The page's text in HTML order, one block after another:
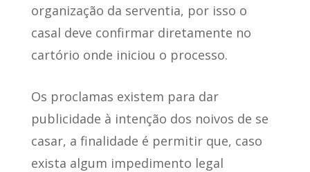
organização da serventia, por isso o
casal deve confirmar diretamente no
cartório onde iniciou o processo.
Os proclamas existem para dar
publicidade à intenção dos noivos de se
casar, a finalidade é permitir que, caso
exista algum impedimento legal